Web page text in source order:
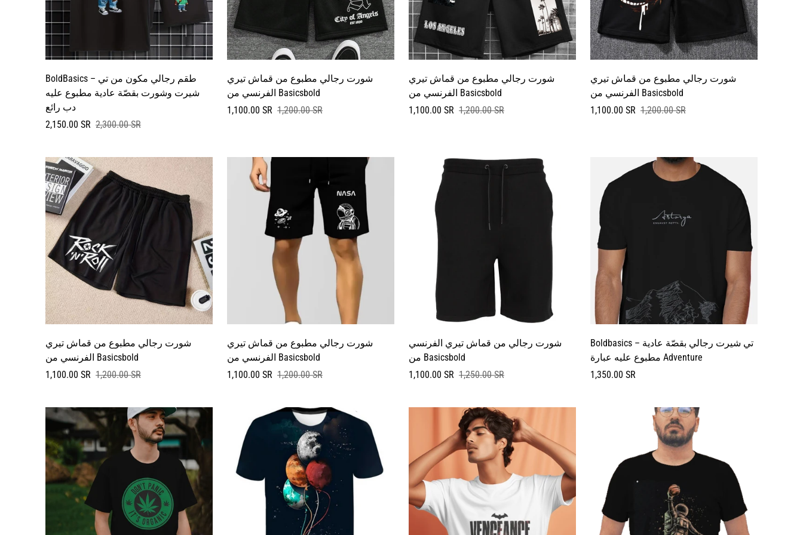
BoldBasics – طقم رجالي مكون من تي
شيرت وشورت بقصّة عادية مطبوع عليه
دب رائع
سعر
2,150.00 SR
السعر
2,300.00 SR
شورت رجالي مطبوع من قماش تيري
الفرنسي من Basicsbold
سعر
1,100.00 SR
السعر
1,200.00 SR
شورت رجالي مطبوع من قماش تيري
الفرنسي من Basicsbold
سعر
1,100.00 SR
السعر
1,200.00 SR
شورت رجالي مطبوع من قماش تيري
الفرنسي من Basicsbold
سعر
1,100.00 SR
السعر
1,200.00 SR
شورت رجالي مطبوع من قماش تيري
الفرنسي من Basicsbold
سعر
1,100.00 SR
السعر
1,200.00 SR
شورت رجالي مطبوع من قماش تيري
الفرنسي من Basicsbold
سعر
1,100.00 SR
السعر
1,200.00 SR
شورت رجالي من قماش تيري الفرنسي
من Basicsbold
سعر
1,100.00 SR
السعر
1,250.00 SR
Boldbasics – تي شيرت رجالي بقصّة عادية
مطبوع عليه عبارة Adventure
السعر
1,350.00 SR